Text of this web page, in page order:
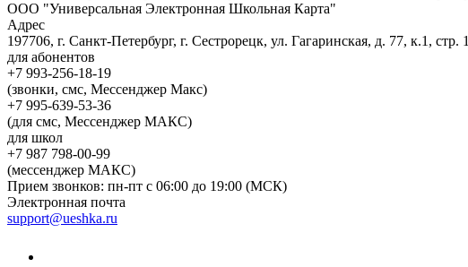
ООО "Универсальная Электронная Школьная Карта"
Адрес
197706, г. Санкт-Петербург, г. Сестрорецк, ул. Гагаринская, д. 77, к.1, стр. 1
для абонентов
+7 993-256-18-19
(звонки, смс, Мессенджер Макс)
+7 995-639-53-36
(для смс, Мессенджер МАКС)
для школ
+7 987 798-00-99
(мессенджер МАКС)
Прием звонков: пн-пт с 06:00 до 19:00 (МСК)
Электронная почта
support@ueshka.ru